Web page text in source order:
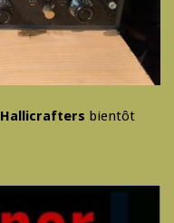
Hallicrafters bientôt